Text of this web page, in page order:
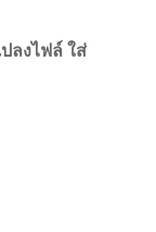
ลงไฟล์ ใส่